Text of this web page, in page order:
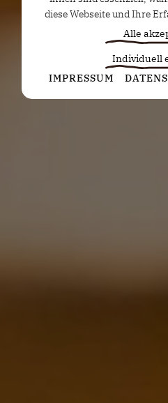
diese Webseite und Ihre
Alle
Individuell
Statistiken
Diese Cookies erfassen
IMPRESSUM